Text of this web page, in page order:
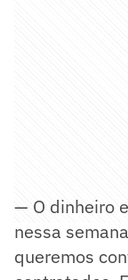
— O dinheiro
nessa
queremos